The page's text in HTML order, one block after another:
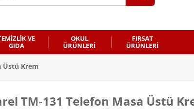
VE
GIDA
OKUL
ÜRÜNLERİ
FIRSAT
ÜRÜNLERI
Üstü Krem
TM-131 Telefon Masa Üstü